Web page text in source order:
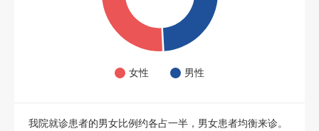
女性 男性
我院就诊患者的男女比例约各占一半，男女患者均衡来诊。